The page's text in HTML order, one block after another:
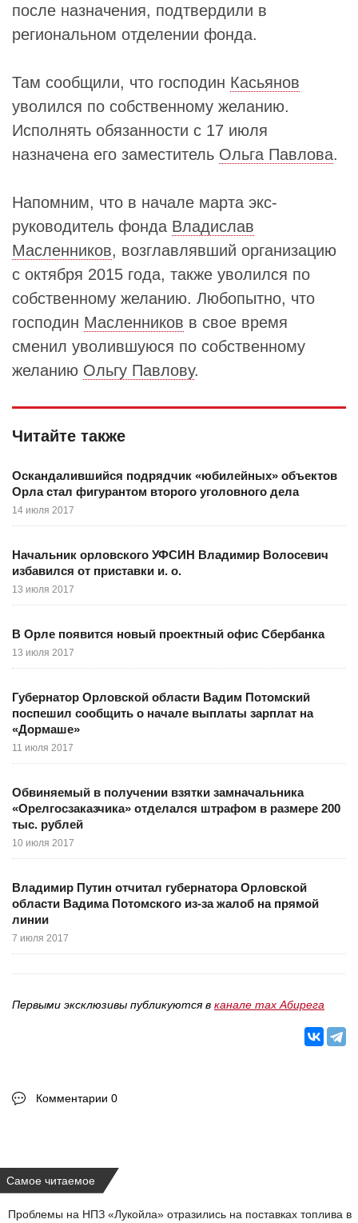
после назначения, подтвердили в
региональном отделении фонда.
Там сообщили, что господин Касьянов
уволился по собственному желанию.
Исполнять обязанности с 17 июля
назначена его заместитель Ольга Павлова.
Напомним, что в начале марта экс-
руководитель фонда Владислав
Масленников, возглавлявший организацию
с октября 2015 года, также уволился по
собственному желанию. Любопытно, что
господин Масленников в свое время
сменил уволившуюся по собственному
желанию Ольгу Павлову.
Читайте также
Оскандалившийся подрядчик «юбилейных» объектов
Орла стал фигурантом второго уголовного дела
14 июля 2017
Начальник орловского УФСИН Владимир Волосевич
избавился от приставки и. о.
13 июля 2017
В Орле появится новый проектный офис Сбербанка
13 июля 2017
Губернатор Орловской области Вадим Потомский
поспешил сообщить о начале выплаты зарплат на
«Дормаше»
11 июля 2017
Обвиняемый в получении взятки замначальника
«Орелгосзаказчика» отделался штрафом в размере 200
тыс. рублей
10 июля 2017
Владимир Путин отчитал губернатора Орловской
области Вадима Потомского из-за жалоб на прямой
линии
7 июля 2017
Первыми эксклюзивы публикуются в канале max Абирега
Комментарии 0
Самое читаемое
Проблемы на НПЗ «Лукойла» отразились на поставках топлива в